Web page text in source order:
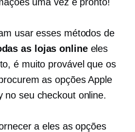
usar esses métodos de
as lojas onlineeles
é muito provável que os
as opções Apple
no seu checkout online.
a eles as opções